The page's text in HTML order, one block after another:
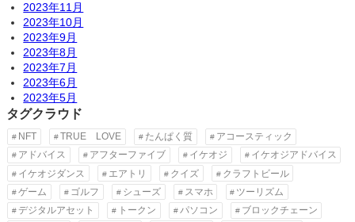
2023年11月
2023年10月
2023年9月
2023年8月
2023年7月
2023年6月
2023年5月
タグクラウド
NFT TRUE LOVE たんぱく質
アコースティック
アドバイス
アフターファイブ イケオジ
イケオジアドバイス
イケオジダンス
エアトリ クイズ
クラフトビール
ゲーム
ゴルフ シューズ スマホ
ツーリズム
デジタルアセット
トークン パソコン
ブロックチェーン